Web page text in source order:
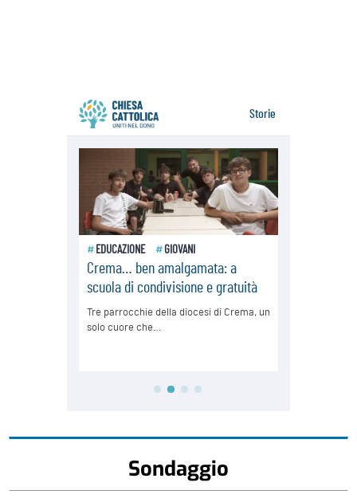
Sondaggio